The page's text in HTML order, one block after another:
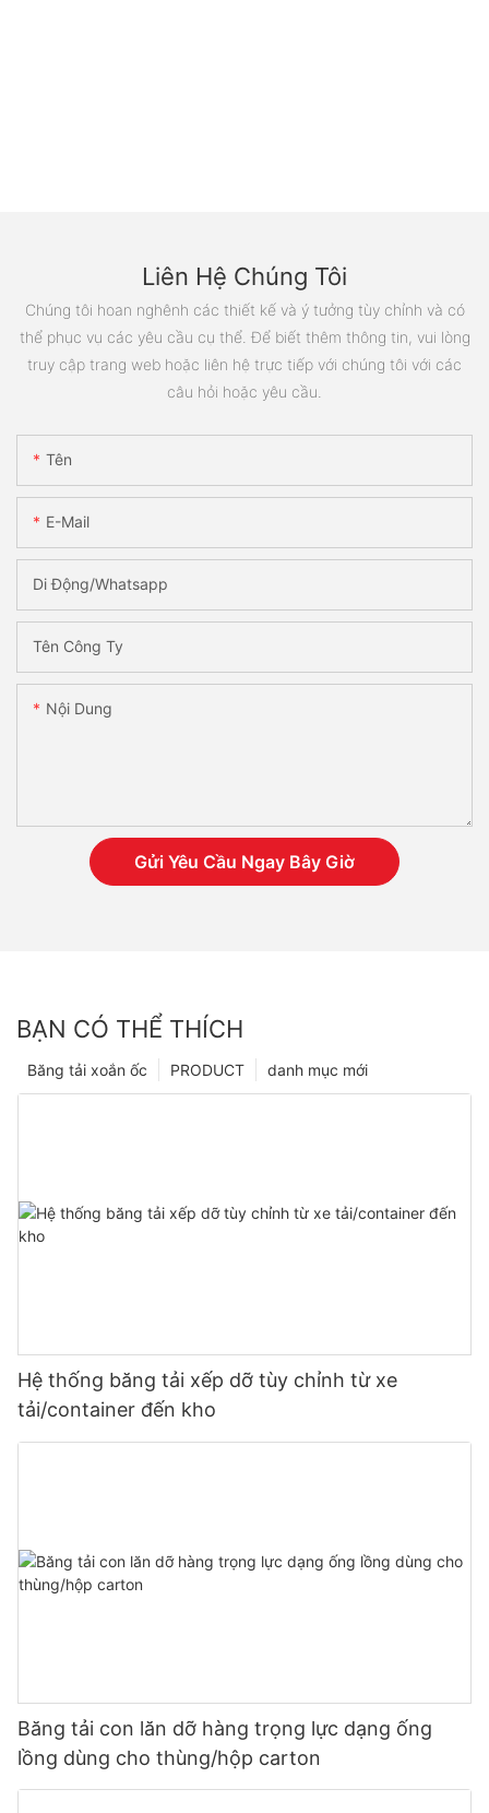
Liên Hệ Chúng Tôi
Chúng tôi hoan nghênh các thiết kế và ý tưởng tùy chỉnh và có
thể phục vụ các yêu cầu cụ thể. Để biết thêm thông tin, vui lòng
truy cập trang web hoặc liên hệ trực tiếp với chúng tôi với các
câu hỏi hoặc yêu cầu.
Tên
E-Mail
Di Động/Whatsapp
Tên Công Ty
Nội Dung
Gửi Yêu Cầu Ngay Bây Giờ
BẠN CÓ THỂ THÍCH
danh mục mới
PRODUCT
Băng tải xoắn ốc
Hệ thống băng tải xếp dỡ tùy chỉnh từ xe
tải/container đến kho
Băng tải con lăn dỡ hàng trọng lực dạng ống
lồng dùng cho thùng/hộp carton